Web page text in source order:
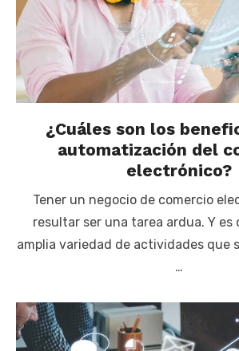
¿Cuáles son los
automatización del
electrónico?
Tener un negocio de comercio
resultar ser una tarea ardua. Y es
amplia variedad de actividades que
…